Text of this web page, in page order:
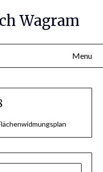
Wagram
Menu